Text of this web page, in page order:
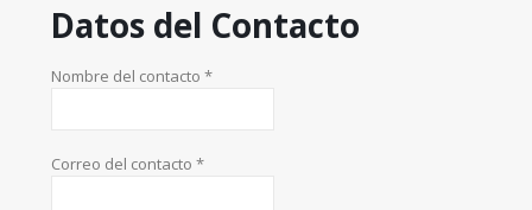
Datos del Contacto
Nombre del contacto *
Correo del contacto *